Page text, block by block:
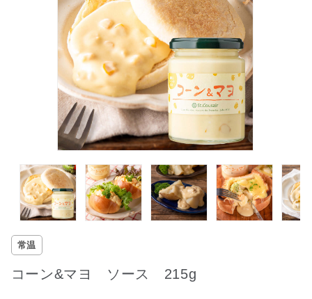
常温
コーン&マヨ ソース 215g